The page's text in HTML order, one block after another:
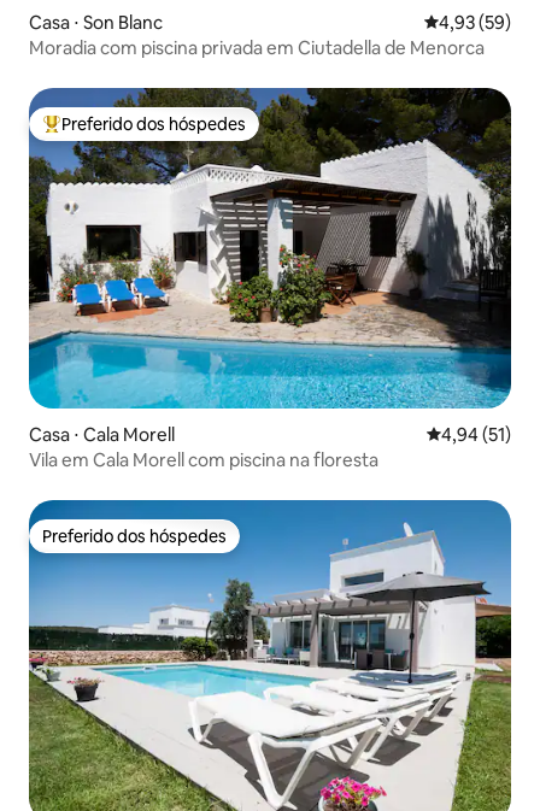
Casa ⋅ Son Blanc 4,93 de uma
4,93 (59)
Moradia com piscina privada em Ciutadella de Menorca
Entre os melhores preferidos dos hóspedes
Preferido dos hóspedes
Casa ⋅ Cala Morell 4,94 de uma
4,94 (51)
Vila em Cala Morell com piscina na floresta
Preferido dos hóspedes
Preferido dos hóspedes